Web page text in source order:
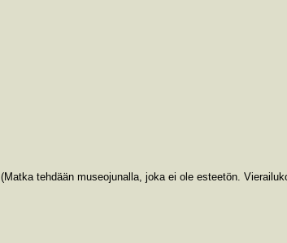
tehdään museojunalla, joka ei ole esteetön.